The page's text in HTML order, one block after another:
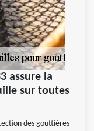
assure la
sur toutes
des gouttières